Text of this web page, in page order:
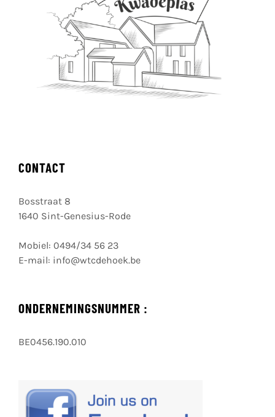
CONTACT
Bosstraat 8
1640 Sint-Genesius-Rode
Mobiel: 0494/34 56 23
E-mail: info@wtcdehoek.be
ONDERNEMINGSNUMMER :
BE0456.190.010